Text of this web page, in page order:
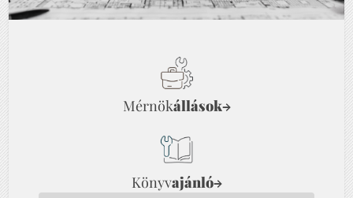
Mérnökállások→
Könyvajánló→